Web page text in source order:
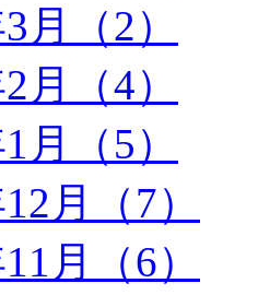
月（2）
月（4）
月（5）
月（7）
月（6）